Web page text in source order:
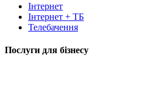
Інтернет
Інтернет + ТБ
Телебачення
Послуги для бізнесу